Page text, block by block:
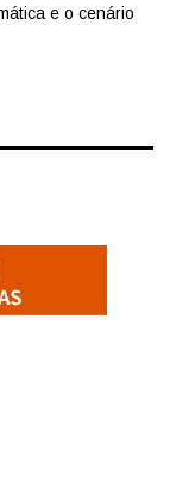
e o cenário